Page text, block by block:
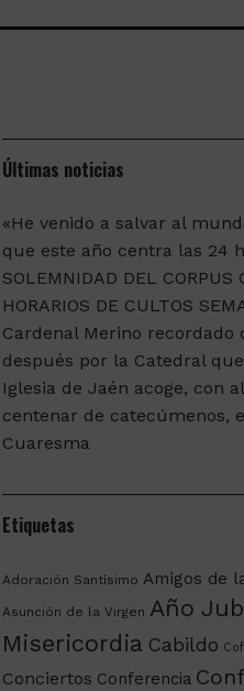
Últimas noticias
«He venido a salvar al
que este año centra las 24
SOLEMNIDAD DEL CORPUS
HORARIOS DE CULTOS
Cardenal Merino recordado
después por la Catedral
Iglesia de Jaén acoge, con
centenar de catecúmenos,
Cuaresma
Etiquetas
Adoración Santísimo Amigos de
Asunción de la Virgen Año
Misericordia Cabildo
Conciertos Conferencia